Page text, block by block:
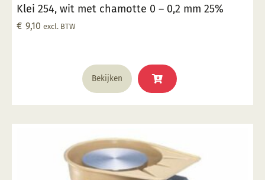
Klei 254, wit met chamotte 0 – 0,2 mm 25%
€ 9,10 excl. BTW
Bekijken